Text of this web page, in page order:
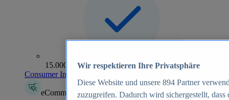
15.000+ Marken
Consumer Insights entdecken
eCommerce Insights
Wir respektieren Ihre Privatsphäre
Diese Website und unsere 894 Partner
zuzugreifen. Dadurch wird sichergestellt,